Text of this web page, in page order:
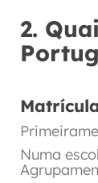
2.
Numa